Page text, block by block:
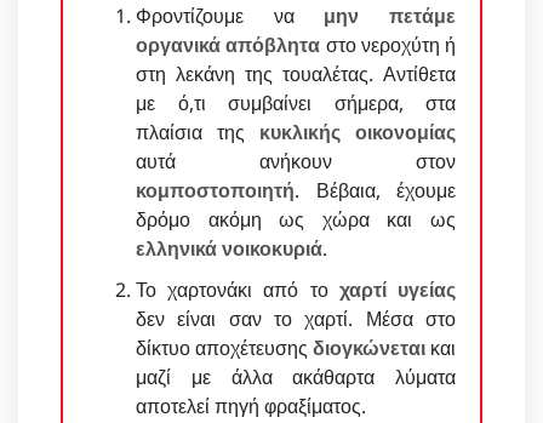
Φροντίζουμε να μην πετάμε
οργανικά απόβλητα στο νεροχύτη ή
στη λεκάνη της τουαλέτας. Αντίθετα
με ό,τι συμβαίνει σήμερα, στα
πλαίσια της κυκλικής οικονομίας
αυτά ανήκουν στον
κομποστοποιητή. Βέβαια, έχουμε
δρόμο ακόμη ως χώρα και ως
ελληνικά νοικοκυριά.
Το χαρτονάκι από το χαρτί υγείας
δεν είναι σαν το χαρτί. Μέσα στο
δίκτυο αποχέτευσης διογκώνεται και
μαζί με άλλα ακάθαρτα λύματα
αποτελεί πηγή φραξίματος.